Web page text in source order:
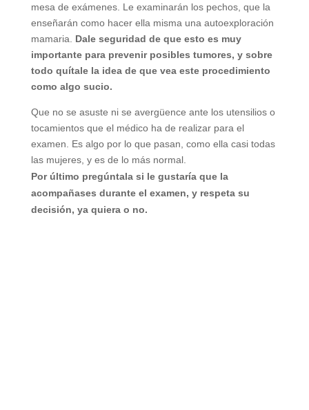
mesa de exámenes. Le examinarán los pechos, que la
enseñarán como hacer ella misma una autoexploración
mamaria. Dale seguridad de que esto es muy
importante para prevenir posibles tumores, y sobre
todo quítale la idea de que vea este procedimiento
como algo sucio.
Que no se asuste ni se avergüence ante los utensilios o
tocamientos que el médico ha de realizar para el
examen. Es algo por lo que pasan, como ella casi todas
las mujeres, y es de lo más normal.
Por último pregúntala si le gustaría que la
acompañases durante el examen, y respeta su
decisión, ya quiera o no.